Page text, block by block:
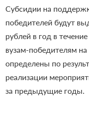
Субсидии на
победителей будут
рублей в год в
вузам-победителям
определены по
реализации
за предыдущие годы.